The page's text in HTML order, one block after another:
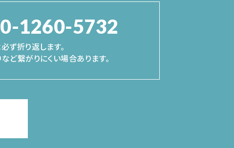
1260-5732
ず折り返します。
ど繋がりにくい場合あります。